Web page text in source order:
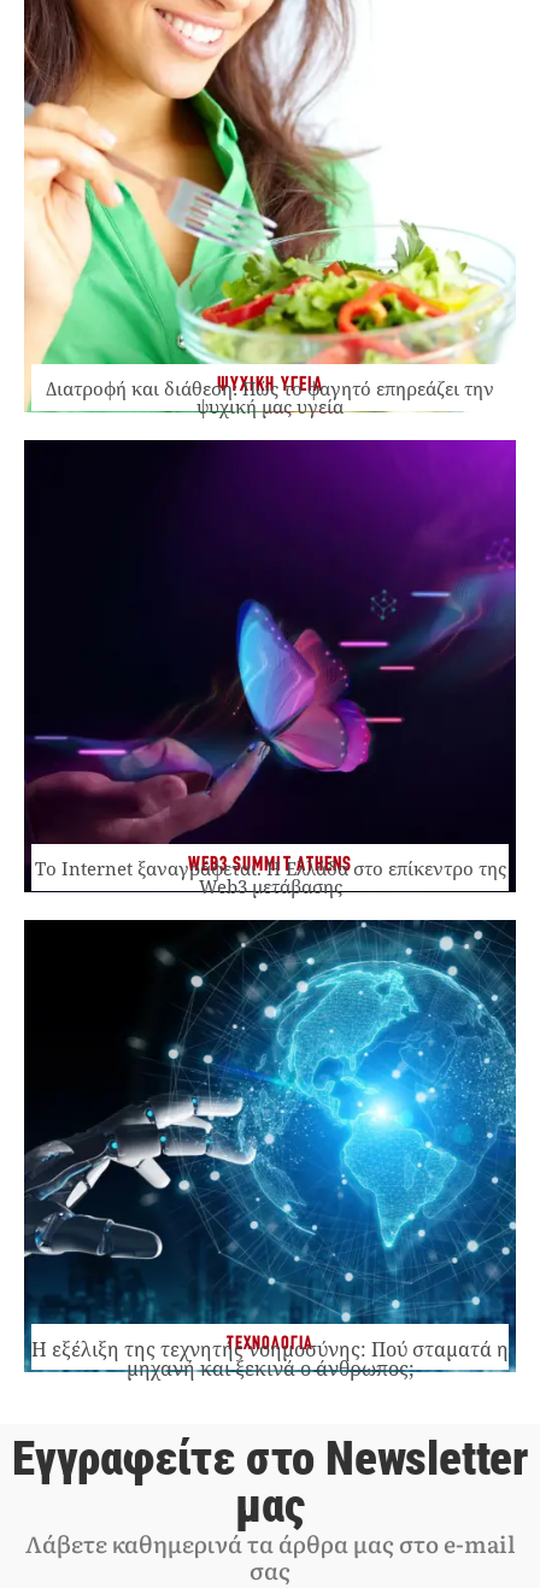
ΨΥΧΙΚΗ ΥΓΕΙΑ
Διατροφή και διάθεση: Πώς το φαγητό επηρεάζει την
ψυχική μας υγεία
WEB3 SUMMIT ATHENS
Το Internet ξαναγράφεται. Η Ελλάδα στο επίκεντρο της
Web3 μετάβασης
ΤΕΧΝΟΛΟΓΙΑ
Η εξέλιξη της τεχνητής νοημοσύνης: Πού σταματά η
μηχανή και ξεκινά ο άνθρωπος;
Εγγραφείτε στο Newsletter
μας
Λάβετε καθημερινά τα άρθρα μας στο e-mail
σας